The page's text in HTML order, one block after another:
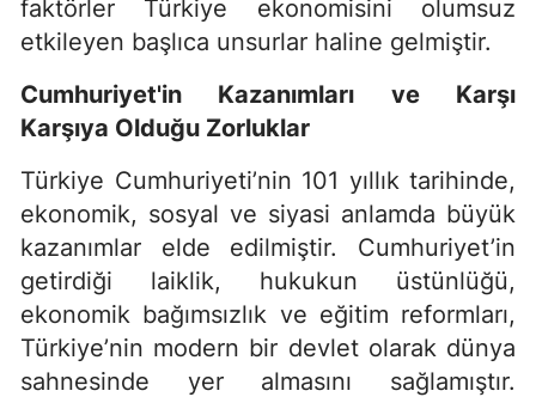
faktörler Türkiye ekonomisini olumsuz
etkileyen başlıca unsurlar haline gelmiştir.
Cumhuriyet'in Kazanımları ve Karşı
Karşıya Olduğu Zorluklar
Türkiye Cumhuriyeti’nin 101 yıllık tarihinde,
ekonomik, sosyal ve siyasi anlamda büyük
kazanımlar elde edilmiştir. Cumhuriyet’in
getirdiği laiklik, hukukun üstünlüğü,
ekonomik bağımsızlık ve eğitim reformları,
Türkiye’nin modern bir devlet olarak dünya
sahnesinde yer almasını sağlamıştır.